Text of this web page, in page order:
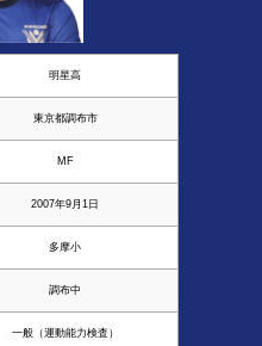
明星高
東京都調布市
MF
2007年9月1日
多摩小
調布中
一般（運動能力検査）